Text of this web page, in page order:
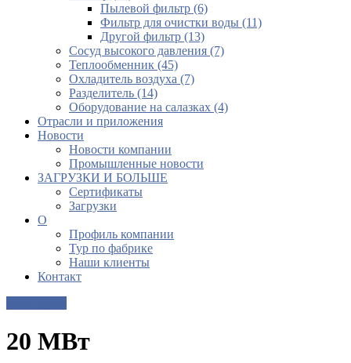
Пылевой фильтр (6)
Фильтр для очистки воды (11)
Другой фильтр (13)
Сосуд высокого давления (7)
Теплообменник (45)
Охладитель воздуха (7)
Разделитель (14)
Оборудование на салазках (4)
Отрасли и приложения
Новости
Новости компании
Промышленные новости
ЗАГРУЗКИ И БОЛЬШЕ
Сертификаты
Загрузки
О
Профиль компании
Тур по фабрике
Наши клиенты
Контакт
20 МВт